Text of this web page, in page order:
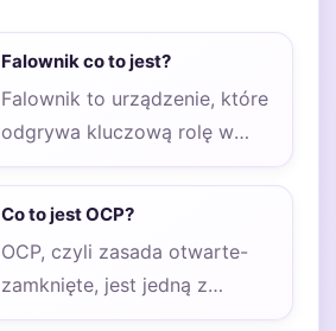
Falownik co to jest?
Falownik to urządzenie, które
odgrywa kluczową rolę w
systemach zasilania prądem
podstawowym zadaniem…
Co to jest OCP?
OCP, czyli zasada otwarte-
zamknięte, jest jedną z
kluczowych zasad